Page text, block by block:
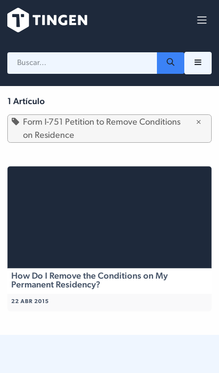
1 Artículo
Form I-751 Petition to Remove Conditions
on Residence
×
How Do I Remove the Conditions on My
Permanent Residency?
22 ABR 2015